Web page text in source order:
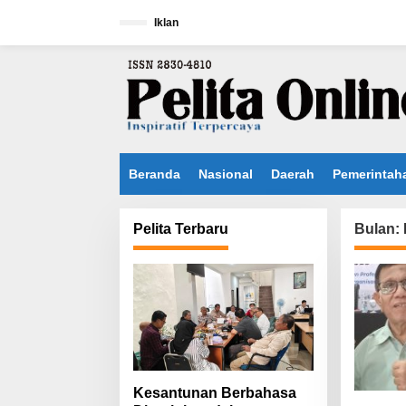
Iklan
Beranda Nasional Daerah
Pelita Terbaru
Kesantunan Berbahasa
Bulan: